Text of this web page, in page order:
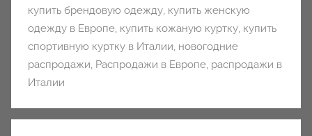
купить брендовую одежду, купить женскую
одежду в Европе, купить кожаную куртку, купить
спортивную куртку в Италии, новогодние
распродажи, Распродажи в Европе, распродажи в
Италии